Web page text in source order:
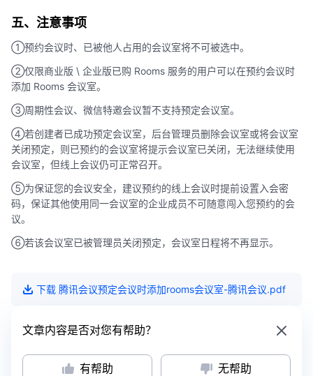
五、注意事项
①预约会议时、已被他人占用的会议室将不可被选中。
②仅限商业版 \ 企业版已购 Rooms 服务的用户可以在预约会议时
添加 Rooms 会议室。
③周期性会议、微信特邀会议暂不支持预定会议室。
④若创建者已成功预定会议室，后台管理员删除会议室或将会议室
关闭预定，则已预约的会议室将提示会议室已关闭，无法继续使用
会议室，但线上会议仍可正常召开。
⑤为保证您的会议安全，建议预约的线上会议时提前设置入会密
码，保证其他使用同一会议室的企业成员不可随意闯入您预约的会
议。
⑥若该会议室已被管理员关闭预定，会议室日程将不再显示。
下载 腾讯会议预定会议时添加rooms会议室-腾讯会议.pdf
文章内容是否对您有帮助？
有帮助 无帮助